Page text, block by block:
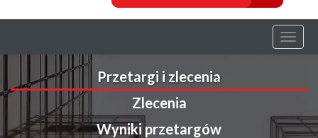
Toggle
Przetargi i zlecenia
Zlecenia
Wyniki przetargów